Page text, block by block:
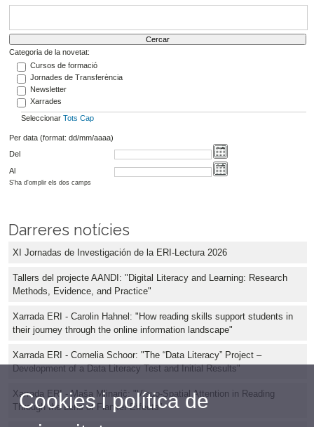
Categoria de la novetat:
Cursos de formació
Jornades de Transferència
Newsletter
Xarrades
Seleccionar Tots Cap
Per data (format: dd/mm/aaaa)
Del
Al
S'ha d'omplir els dos camps
Darreres notícies
XI Jornadas de Investigación de la ERI-Lectura 2026
Tallers del projecte AANDI: "Digital Literacy and Learning: Research
Methods, Evidence, and Practice"
Xarrada ERI - Carolin Hahnel: "How reading skills support students in
their journey through the online information landscape"
Xarrada ERI - Cornelia Schoor: "The “Data Literacy” Project –
Development of a Data Literacy Test and Initial Results"
Xarrada ERI - Maša Mlinarič: "Visuo-Spatial Attention in Reading
Through the Lens of Flanker Effects"
Cookies i política de